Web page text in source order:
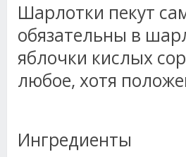
Шарлотки пекут
обязательны в
яблочки кислых
любое, хотя
Ингредиенты